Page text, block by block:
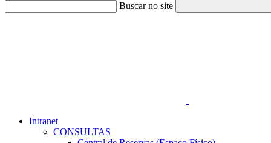
Buscar no site
Intranet
CONSULTAS